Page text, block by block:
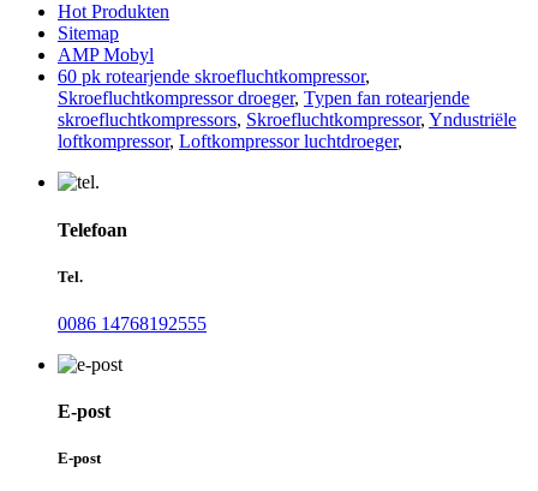
Hot Produkten
Sitemap
AMP Mobyl
60 pk rotearjende skroefluchtkompressor,
Skroefluchtkompressor droeger, Typen fan rotearjende
skroefluchtkompressors, Skroefluchtkompressor, Yndustriële
loftkompressor, Loftkompressor luchtdroeger,
Telefoan
Tel.
0086 14768192555
E-post
E-post